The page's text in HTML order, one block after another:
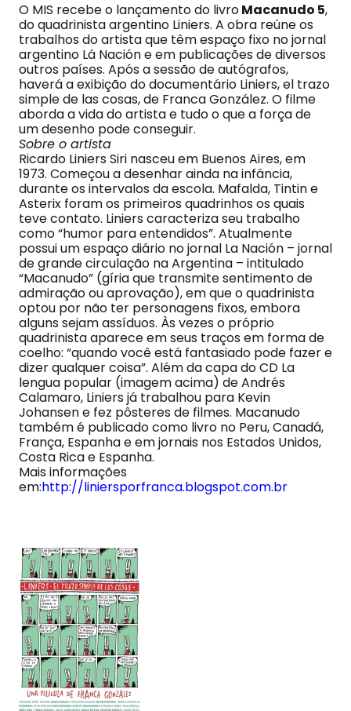
O MIS recebe o lançamento do livroMacanudo 5,
do quadrinista argentino Liniers. A obra reúne os
trabalhos do artista que têm espaço fixo no jornal
argentino Lá Nación e em publicações de diversos
outros países. Após a sessão de autógrafos,
haverá a exibição do documentário Liniers, el trazo
simple de las cosas, de Franca González. O filme
aborda a vida do artista e tudo o que a força de
um desenho pode conseguir.
Sobre o artista
Ricardo Liniers Siri nasceu em Buenos Aires, em
1973. Começou a desenhar ainda na infância,
durante os intervalos da escola. Mafalda, Tintin e
Asterix foram os primeiros quadrinhos os quais
teve contato. Liniers caracteriza seu trabalho
como “humor para entendidos”. Atualmente
possui um espaço diário no jornal La Nación – jornal
de grande circulação na Argentina – intitulado
“Macanudo” (gíria que transmite sentimento de
admiração ou aprovação), em que o quadrinista
optou por não ter personagens fixos, embora
alguns sejam assíduos. Às vezes o próprio
quadrinista aparece em seus traços em forma de
coelho: “quando você está fantasiado pode fazer e
dizer qualquer coisa”. Além da capa do CD La
lengua popular (imagem acima) de Andrés
Calamaro, Liniers já trabalhou para Kevin
Johansen e fez pôsteres de filmes. Macanudo
também é publicado como livro no Peru, Canadá,
França, Espanha e em jornais nos Estados Unidos,
Costa Rica e Espanha.
Mais informações
em:http://liniersporfranca.blogspot.com.br